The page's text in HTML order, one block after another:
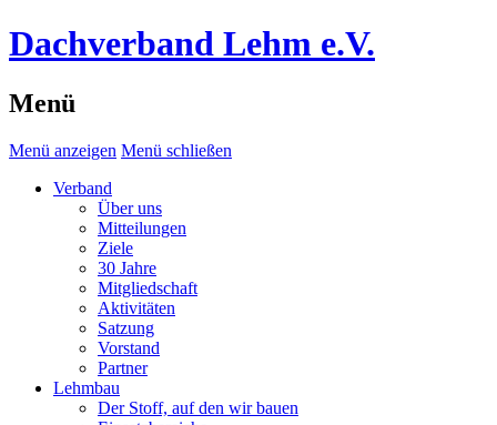
Dachverband Lehm e.V.
Menü
Menü anzeigen Menü schließen
Verband
Über uns
Mitteilungen
Ziele
30 Jahre
Mitgliedschaft
Aktivitäten
Satzung
Vorstand
Partner
Lehmbau
Der Stoff, auf den wir bauen